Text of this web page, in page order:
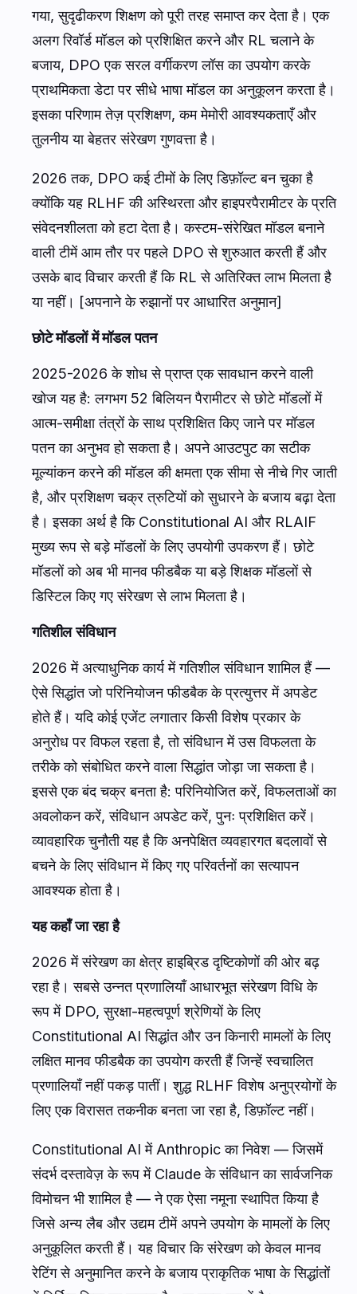
गया, सुदृढीकरण शिक्षण को पूरी तरह समाप्त कर देता है। एक
अलग रिवॉर्ड मॉडल को प्रशिक्षित करने और RL चलाने के
बजाय, DPO एक सरल वर्गीकरण लॉस का उपयोग करके
प्राथमिकता डेटा पर सीधे भाषा मॉडल का अनुकूलन करता है।
इसका परिणाम तेज़ प्रशिक्षण, कम मेमोरी आवश्यकताएँ और
तुलनीय या बेहतर संरेखण गुणवत्ता है।
2026 तक, DPO कई टीमों के लिए डिफ़ॉल्ट बन चुका है
क्योंकि यह RLHF की अस्थिरता और हाइपरपैरामीटर के प्रति
संवेदनशीलता को हटा देता है। कस्टम-संरेखित मॉडल बनाने
वाली टीमें आम तौर पर पहले DPO से शुरुआत करती हैं और
उसके बाद विचार करती हैं कि RL से अतिरिक्त लाभ मिलता है
या नहीं। [अपनाने के रुझानों पर आधारित अनुमान]
छोटे मॉडलों में मॉडल पतन
2025-2026 के शोध से प्राप्त एक सावधान करने वाली
खोज यह है: लगभग 52 बिलियन पैरामीटर से छोटे मॉडलों में
आत्म-समीक्षा तंत्रों के साथ प्रशिक्षित किए जाने पर मॉडल
पतन का अनुभव हो सकता है। अपने आउटपुट का सटीक
मूल्यांकन करने की मॉडल की क्षमता एक सीमा से नीचे गिर जाती
है, और प्रशिक्षण चक्र त्रुटियों को सुधारने के बजाय बढ़ा देता
है। इसका अर्थ है कि Constitutional AI और RLAIF
मुख्य रूप से बड़े मॉडलों के लिए उपयोगी उपकरण हैं। छोटे
मॉडलों को अब भी मानव फीडबैक या बड़े शिक्षक मॉडलों से
डिस्टिल किए गए संरेखण से लाभ मिलता है।
गतिशील संविधान
2026 में अत्याधुनिक कार्य में गतिशील संविधान शामिल हैं —
ऐसे सिद्धांत जो परिनियोजन फीडबैक के प्रत्युत्तर में अपडेट
होते हैं। यदि कोई एजेंट लगातार किसी विशेष प्रकार के
अनुरोध पर विफल रहता है, तो संविधान में उस विफलता के
तरीके को संबोधित करने वाला सिद्धांत जोड़ा जा सकता है।
इससे एक बंद चक्र बनता है: परिनियोजित करें, विफलताओं का
अवलोकन करें, संविधान अपडेट करें, पुनः प्रशिक्षित करें।
व्यावहारिक चुनौती यह है कि अनपेक्षित व्यवहारगत बदलावों से
बचने के लिए संविधान में किए गए परिवर्तनों का सत्यापन
आवश्यक होता है।
यह कहाँ जा रहा है
2026 में संरेखण का क्षेत्र हाइब्रिड दृष्टिकोणों की ओर बढ़
रहा है। सबसे उन्नत प्रणालियाँ आधारभूत संरेखण विधि के
रूप में DPO, सुरक्षा-महत्वपूर्ण श्रेणियों के लिए
Constitutional AI सिद्धांत और उन किनारी मामलों के लिए
लक्षित मानव फीडबैक का उपयोग करती हैं जिन्हें स्वचालित
प्रणालियाँ नहीं पकड़ पातीं। शुद्ध RLHF विशेष अनुप्रयोगों के
लिए एक विरासत तकनीक बनता जा रहा है, डिफ़ॉल्ट नहीं।
Constitutional AI में Anthropic का निवेश — जिसमें
संदर्भ दस्तावेज़ के रूप में Claude के संविधान का सार्वजनिक
विमोचन भी शामिल है — ने एक ऐसा नमूना स्थापित किया है
जिसे अन्य लैब और उद्यम टीमें अपने उपयोग के मामलों के लिए
अनुकूलित करती हैं। यह विचार कि संरेखण को केवल मानव
रेटिंग से अनुमानित करने के बजाय प्राकृतिक भाषा के सिद्धांतों